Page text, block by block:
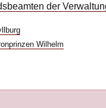
der
Wilhelm